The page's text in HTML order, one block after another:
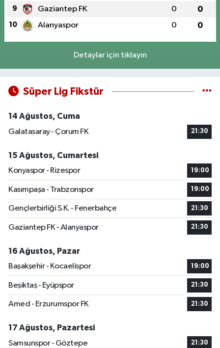
9 Gaziantep FK 0 0
10 Alanyaspor 0 0
Detaylar için tıklayın
Süper Lig Fikstür
14 Ağustos, Cuma
Galatasaray - Çorum FK
21:30
15 Ağustos, Cumartesi
Konyaspor - Rizespor
19:00
Kasımpaşa - Trabzonspor 19:00
Gençlerbirliği S.K. - Fenerbahçe 21:30
Gaziantep FK - Alanyaspor 21:30
16 Ağustos, Pazar
Başakşehir - Kocaelispor
19:00
Beşiktaş - Eyüpspor 21:30
Amed - Erzurumspor FK 21:30
17 Ağustos, Pazartesi
Samsunspor - Göztepe
21:30